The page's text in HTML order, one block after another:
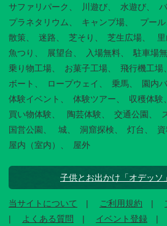
サファリパーク
川遊び 水遊び
プラネタリウム
キャンプ場 プール
散策
迷路 芝そり 芝生広場
魚つり
展望台 入場無料 駐車場
乗り物工場
お菓子工場 飛行機工場
ボート
ロープウェイ 乗馬 園内
体験イベント
体験ツアー 収穫体験
買い物体験
陶芸体験 交通公園
国営公園
城 洞窟探検 灯台
屋内（室内）
屋外
子供とお出かけ「オデッソ」
当サイトについて ご利用規約
よくある質問
イベント登録